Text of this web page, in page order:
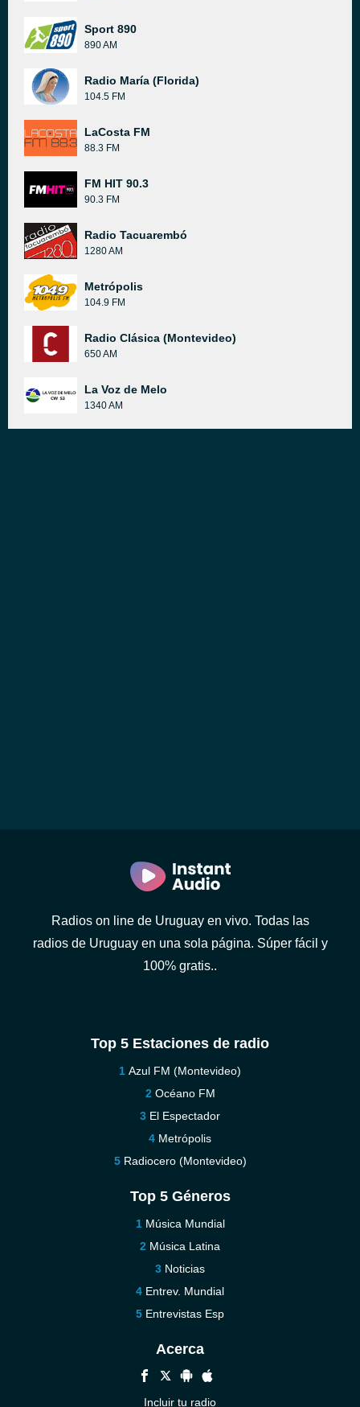
Sport 890
890 AM
Radio María (Florida)
104.5 FM
LaCosta FM
88.3 FM
FM HIT 90.3
90.3 FM
Radio Tacuarembó
1280 AM
Metrópolis
104.9 FM
Radio Clásica (Montevideo)
650 AM
La Voz de Melo
1340 AM
Radios on line de Uruguay en vivo. Todas las
radios de Uruguay en una sola página. Súper fácil y
100% gratis..
Top 5 Estaciones de radio
Azul FM (Montevideo)
Océano FM
El Espectador
Metrópolis
Radiocero (Montevideo)
Top 5 Géneros
Música Mundial
Música Latina
Noticias
Entrev. Mundial
Entrevistas Esp
Acerca
Incluir tu radio